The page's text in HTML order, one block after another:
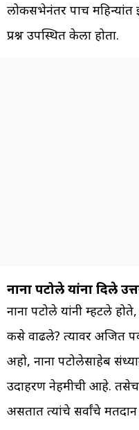
लोकसभेनंतर पाच
प्रश्न उपस्थित केला होता.
नाना पटोले यांना दिले
नाना पटोले यांनी म्हटले
कसे वाढले? त्यावर अजित
अहो, नाना पटोलेसाहेब
उदाहरण नेहमीची आहे.
असतात त्यांचे सर्वांचे